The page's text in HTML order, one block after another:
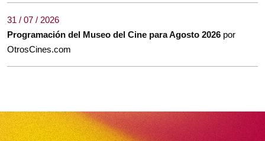
31 / 07 / 2026
Programación del Museo del Cine para Agosto 2026 por
OtrosCines.com